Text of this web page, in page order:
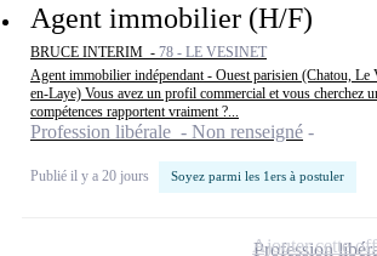
Agent immobilier (H/F)
BRUCE INTERIM - 78 - LE VESINET
Agent immobilier indépendant - Ouest parisien (Chatou, Le
en-Laye) Vous avez un profil commercial et vous cherchez
compétences rapportent vraiment ?...
Profession libérale - Non renseigné
Publié il y a 20 jours Soyez parmi les 1ers à postuler
Profession
Ajouter cette